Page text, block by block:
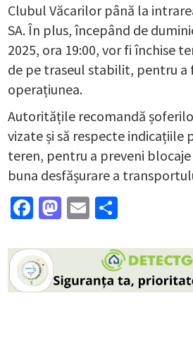
Clubul Văcarilor până la
SA. În plus, începând de
2025, ora 19:00, vor fi închise
de pe traseul stabilit, pentru a
operațiunea.
Autoritățile recomandă
vizate și să respecte
teren, pentru a preveni
buna desfășurare a
Facebook
Mastodon
Email